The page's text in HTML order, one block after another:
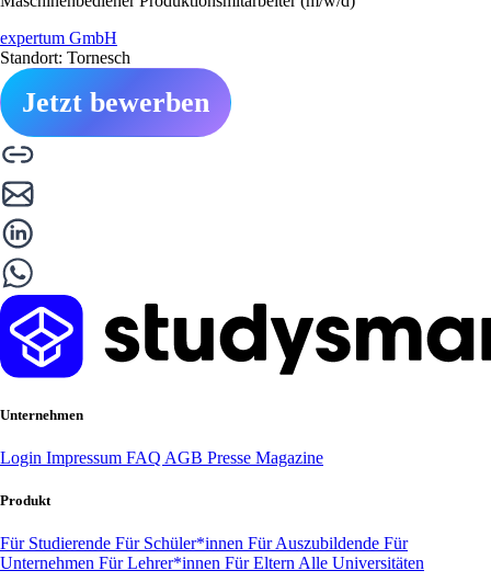
expertum GmbH
Standort: Tornesch
Jetzt bewerben
Unternehmen
Login Impressum FAQ AGB Presse Magazine
Produkt
Für Studierende Für Schüler*innen Für Auszubildende Für
Unternehmen Für Lehrer*innen Für Eltern Alle Universitäten